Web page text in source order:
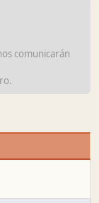
comunicarán